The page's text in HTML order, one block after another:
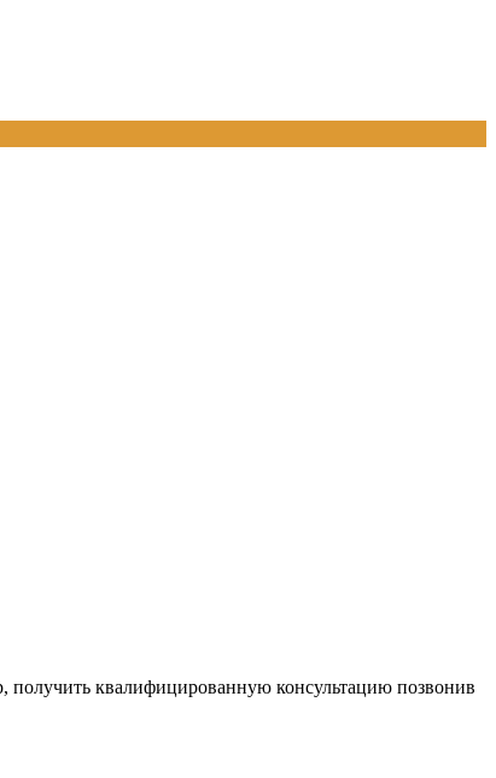
получить квалифицированную консультацию позвонив